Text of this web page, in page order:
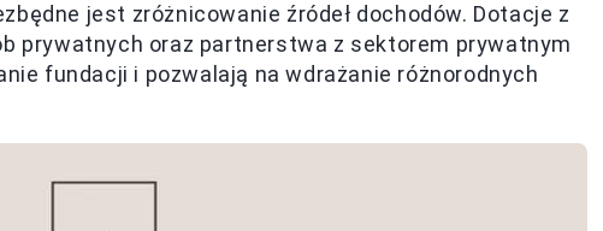
jest zróżnicowanie źródeł dochodów. Dotacje z
prywatnych oraz partnerstwa z sektorem prywatnym
fundacji i pozwalają na wdrażanie różnorodnych